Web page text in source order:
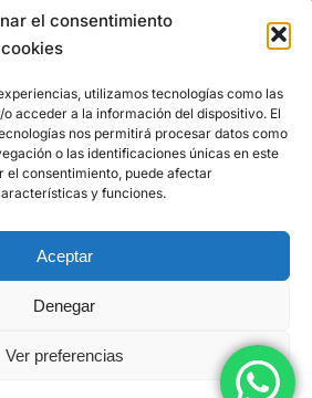
el consentimiento
utilizamos tecnologías como las
acceder a la información del dispositivo. El
nos permitirá procesar datos como
o las identificaciones únicas en este
el consentimiento, puede afectar
y funciones.
Aceptar
Denegar
Ver preferencias
Todos los derechos reservados.